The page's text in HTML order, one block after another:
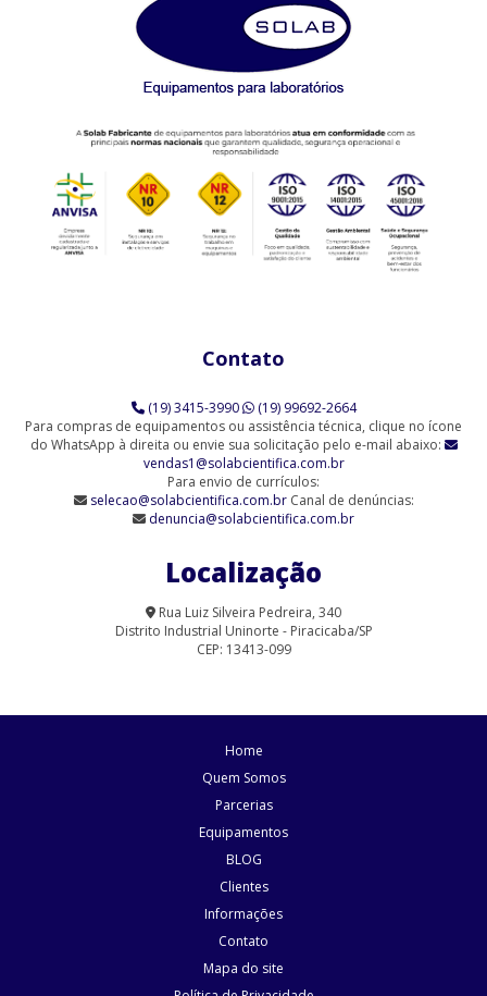
Agitador Proveta - 6 Provas - Análise de Solo (SL-99/6)
AGITADORES MAGNÉTICOS
(SL-92/H)
Agitador Magnético Analógico com Aquecimento (SL-91/A)
Agitador Magnético Analógico com Aquecimento 10 Provas (SL-
91/10)
Agitador Magnético Analógico com Aquecimento 6 Provas (SL-
Agitador Magnético Analógico sem Aquecimento (SL-90)
Agitador Magnético Analógico sem Aquecimento - 6 Provas (SL-
Agitador Magnético com Aquecimento para Laboratório | Solab
Agitador Magnético Digital com Aquecimento e Sensor Externo
Agitador Magnético Digital com Aquecimento e Sensor Externo
Agitador Magnético Digital com Aquecimento Plataforma
Agitador Magnético Digital Multiposicional com Aquecimento (SL-
Contato
(19) 3415-3990
(19) 99692-2664
Para compras de equipamentos ou assistência técnica, clique no ícone
do WhatsApp à direita ou envie sua solicitação pelo e-mail abaixo:
vendas1@solabcientifica.com.br
Para envio de currículos:
selecao@solabcientifica.com.br Canal de denúncias:
denuncia@solabcientifica.com.br
Localização
Rua Luiz Silveira Pedreira, 340
Distrito Industrial Uninorte - Piracicaba/SP
CEP: 13413-099
Home
Quem Somos
Parcerias
Equipamentos
BLOG
Clientes
Informações
Contato
Mapa do site